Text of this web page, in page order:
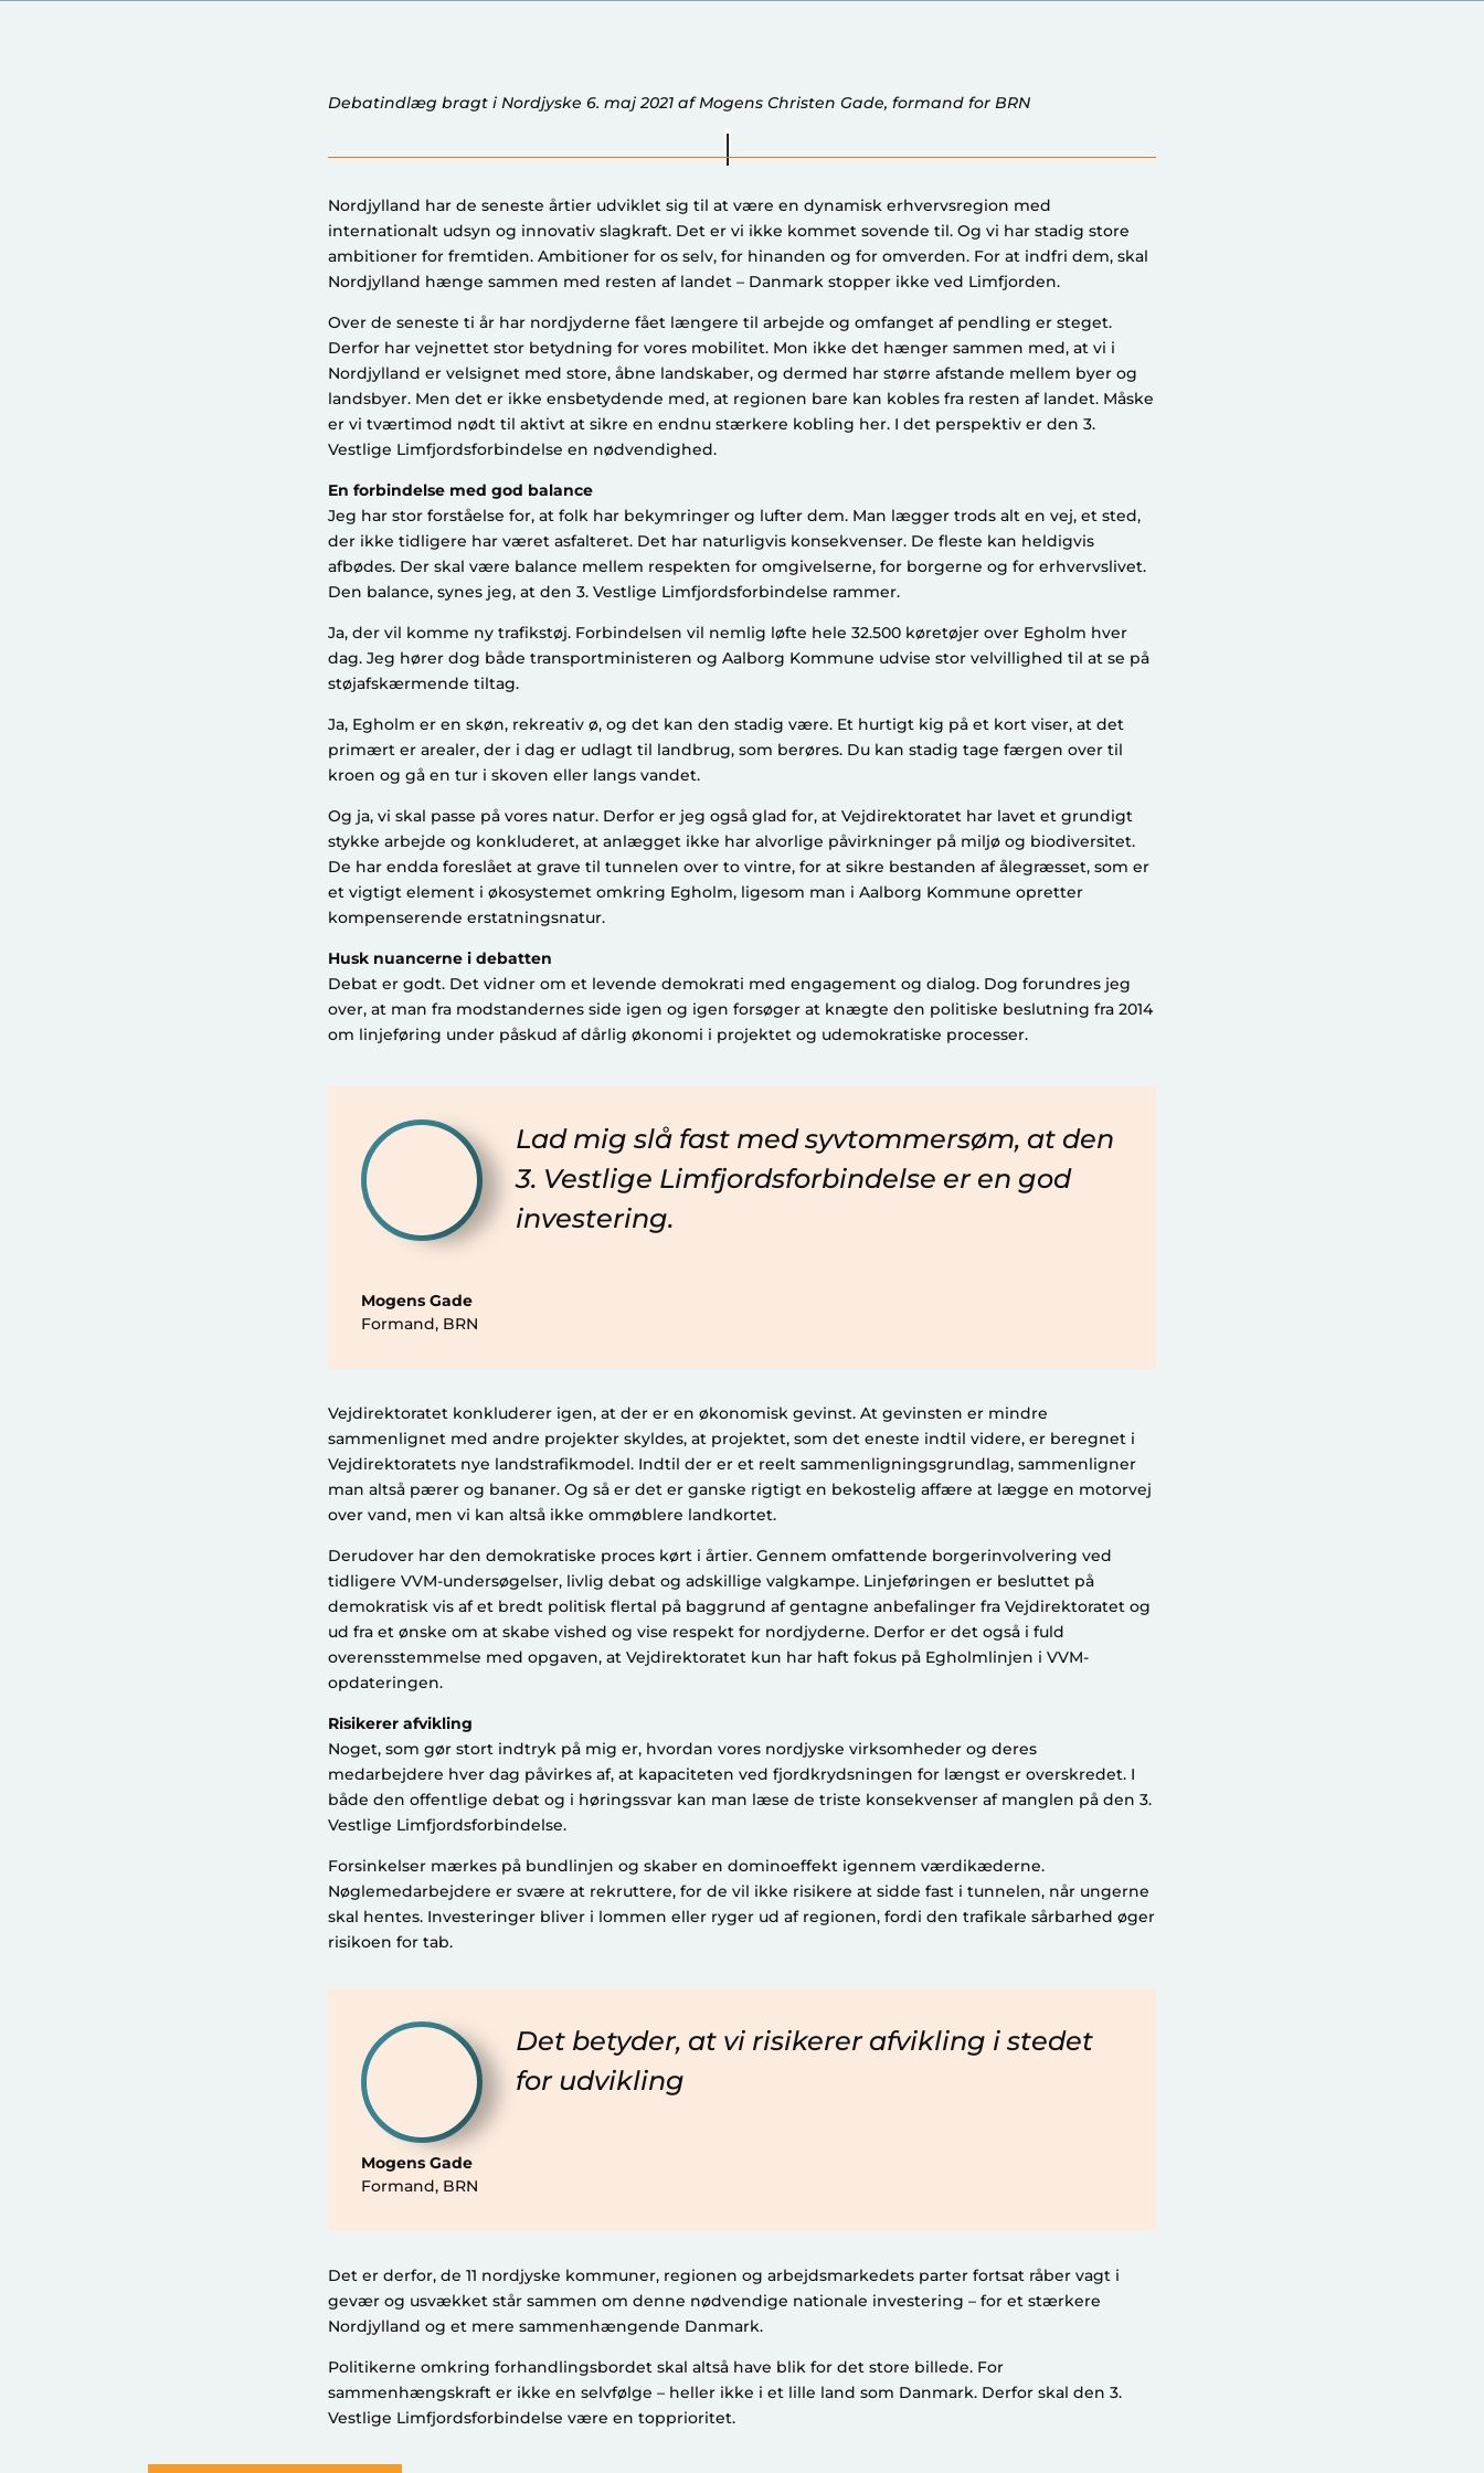
Debatindlæg bragt i Nordjyske 6. maj 2021 af Mogens Christen Gade, formand for BRN
Nordjylland har de seneste årtier udviklet sig til at være en dynamisk erhvervsregion med
internationalt udsyn og innovativ slagkraft. Det er vi ikke kommet sovende til. Og vi har stadig store
ambitioner for fremtiden. Ambitioner for os selv, for hinanden og for omverden. For at indfri dem, skal
Nordjylland hænge sammen med resten af landet – Danmark stopper ikke ved Limfjorden.
Over de seneste ti år har nordjyderne fået længere til arbejde og omfanget af pendling er steget.
Derfor har vejnettet stor betydning for vores mobilitet. Mon ikke det hænger sammen med, at vi i
Nordjylland er velsignet med store, åbne landskaber, og dermed har større afstande mellem byer og
landsbyer. Men det er ikke ensbetydende med, at regionen bare kan kobles fra resten af landet. Måske
er vi tværtimod nødt til aktivt at sikre en endnu stærkere kobling her. I det perspektiv er den 3.
Vestlige Limfjordsforbindelse en nødvendighed.
En forbindelse med god balance
Jeg har stor forståelse for, at folk har bekymringer og lufter dem. Man lægger trods alt en vej, et sted,
der ikke tidligere har været asfalteret. Det har naturligvis konsekvenser. De fleste kan heldigvis
afbødes. Der skal være balance mellem respekten for omgivelserne, for borgerne og for erhvervslivet.
Den balance, synes jeg, at den 3. Vestlige Limfjordsforbindelse rammer.
Ja, der vil komme ny trafikstøj. Forbindelsen vil nemlig løfte hele 32.500 køretøjer over Egholm hver
dag. Jeg hører dog både transportministeren og Aalborg Kommune udvise stor velvillighed til at se på
støjafskærmende tiltag.
Ja, Egholm er en skøn, rekreativ ø, og det kan den stadig være. Et hurtigt kig på et kort viser, at det
primært er arealer, der i dag er udlagt til landbrug, som berøres. Du kan stadig tage færgen over til
kroen og gå en tur i skoven eller langs vandet.
Og ja, vi skal passe på vores natur. Derfor er jeg også glad for, at Vejdirektoratet har lavet et grundigt
stykke arbejde og konkluderet, at anlægget ikke har alvorlige påvirkninger på miljø og biodiversitet.
De har endda foreslået at grave til tunnelen over to vintre, for at sikre bestanden af ålegræsset, som er
et vigtigt element i økosystemet omkring Egholm, ligesom man i Aalborg Kommune opretter
kompenserende erstatningsnatur.
Husk nuancerne i debatten
Debat er godt. Det vidner om et levende demokrati med engagement og dialog. Dog forundres jeg
over, at man fra modstandernes side igen og igen forsøger at knægte den politiske beslutning fra 2014
om linjeføring under påskud af dårlig økonomi i projektet og udemokratiske processer.
Lad mig slå fast med syvtommersøm, at den
3. Vestlige Limfjordsforbindelse er en god
investering.
Mogens Gade
Formand, BRN
Vejdirektoratet konkluderer igen, at der er en økonomisk gevinst. At gevinsten er mindre
sammenlignet med andre projekter skyldes, at projektet, som det eneste indtil videre, er beregnet i
Vejdirektoratets nye landstrafikmodel. Indtil der er et reelt sammenligningsgrundlag, sammenligner
man altså pærer og bananer. Og så er det er ganske rigtigt en bekostelig affære at lægge en motorvej
over vand, men vi kan altså ikke ommøblere landkortet.
Derudover har den demokratiske proces kørt i årtier. Gennem omfattende borgerinvolvering ved
tidligere VVM-undersøgelser, livlig debat og adskillige valgkampe. Linjeføringen er besluttet på
demokratisk vis af et bredt politisk flertal på baggrund af gentagne anbefalinger fra Vejdirektoratet og
ud fra et ønske om at skabe vished og vise respekt for nordjyderne. Derfor er det også i fuld
overensstemmelse med opgaven, at Vejdirektoratet kun har haft fokus på Egholmlinjen i VVM-
opdateringen.
Risikerer afvikling
Noget, som gør stort indtryk på mig er, hvordan vores nordjyske virksomheder og deres
medarbejdere hver dag påvirkes af, at kapaciteten ved fjordkrydsningen for længst er overskredet. I
både den offentlige debat og i høringssvar kan man læse de triste konsekvenser af manglen på den 3.
Vestlige Limfjordsforbindelse.
Forsinkelser mærkes på bundlinjen og skaber en dominoeffekt igennem værdikæderne.
Nøglemedarbejdere er svære at rekruttere, for de vil ikke risikere at sidde fast i tunnelen, når ungerne
skal hentes. Investeringer bliver i lommen eller ryger ud af regionen, fordi den trafikale sårbarhed øger
risikoen for tab.
Det betyder, at vi risikerer afvikling i stedet
for udvikling
Mogens Gade
Formand, BRN
Det er derfor, de 11 nordjyske kommuner, regionen og arbejdsmarkedets parter fortsat råber vagt i
gevær og usvækket står sammen om denne nødvendige nationale investering – for et stærkere
Nordjylland og et mere sammenhængende Danmark.
Politikerne omkring forhandlingsbordet skal altså have blik for det store billede. For
sammenhængskraft er ikke en selvfølge – heller ikke i et lille land som Danmark. Derfor skal den 3.
Vestlige Limfjordsforbindelse være en topprioritet.